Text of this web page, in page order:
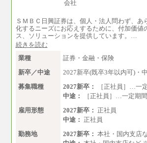
ＳＭＢＣ日興証券は、個人・法人問わず、あ
化するニーズにお応えするために、付加価値
ス、ソリューションを提供しています。…
続きを読む
業種
証券・金融・保険
新卒／中途
2027新卒(既卒3年以内可)・
募集職種
2027新卒：
［正社員］…一
中途：
［正社員］…一定期
雇用形態
2027新卒： 正社員
中途： 正社員
勤務地
2027新卒： 本社・国内支店